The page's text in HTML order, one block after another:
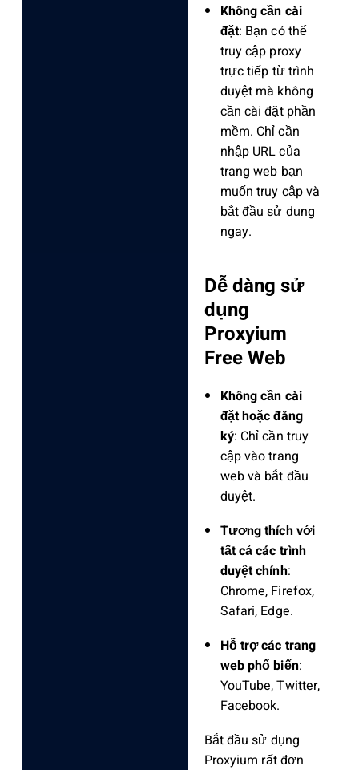
Không cần cài
đặt: Bạn có thể
truy cập proxy
trực tiếp từ trình
duyệt mà không
cần cài đặt phần
mềm. Chỉ cần
nhập URL của
trang web bạn
muốn truy cập và
bắt đầu sử dụng
ngay.
Dễ dàng sử
dụng
Proxyium
Free Web
Không cần cài
đặt hoặc đăng
ký: Chỉ cần truy
cập vào trang
web và bắt đầu
duyệt.
Tương thích với
tất cả các trình
duyệt chính:
Chrome, Firefox,
Safari, Edge.
Hỗ trợ các trang
web phổ biến:
YouTube, Twitter,
Facebook.
Bắt đầu sử dụng
Proxyium rất đơn